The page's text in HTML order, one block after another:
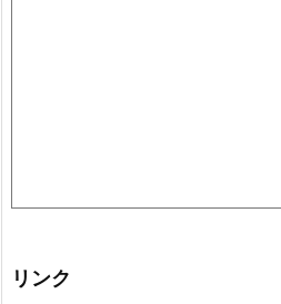
リンク